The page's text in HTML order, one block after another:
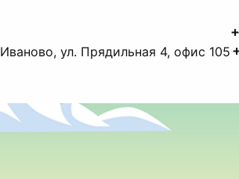
Иваново, ул. Прядильная 4, офис 105